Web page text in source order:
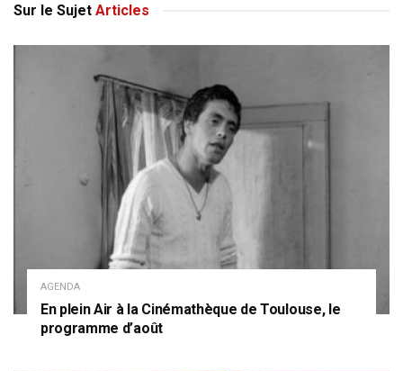
Sur le Sujet Articles
AGENDA
En plein Air à la Cinémathèque de Toulouse, le
programme d’août